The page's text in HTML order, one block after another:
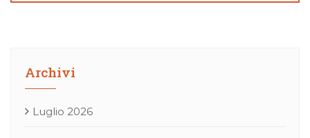
Archivi
Luglio 2026